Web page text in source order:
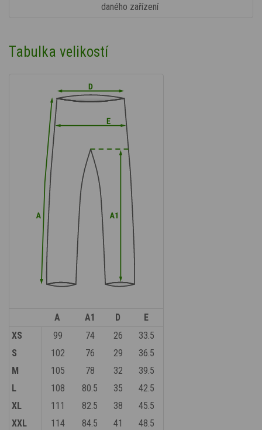
daného zařízení
Tabulka velikostí
A A1 D
E
XS
99 74 26
33.5
S
102 76 29
36.5
M
105 78 32
39.5
L
108 80.5 35
42.5
XL
111 82.5 38
45.5
XXL
114 84.5 41 48.5